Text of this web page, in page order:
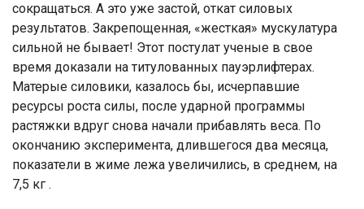
сокращаться. А это уже застой, откат силовых
результатов. Закрепощенная, «жесткая» мускулатура
сильной не бывает! Этот постулат ученые в свое
время доказали на титулованных пауэрлифтерах.
Матерые силовики, казалось бы, исчерпавшие
ресурсы роста силы, после ударной программы
растяжки вдруг снова начали прибавлять веса. По
окончанию эксперимента, длившегося два месяца,
показатели в жиме лежа увеличились, в среднем, на
7,5 кг .